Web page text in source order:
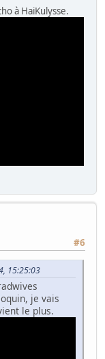
à HaiKulysse.
#6
15:25:03
je vais
le plus.